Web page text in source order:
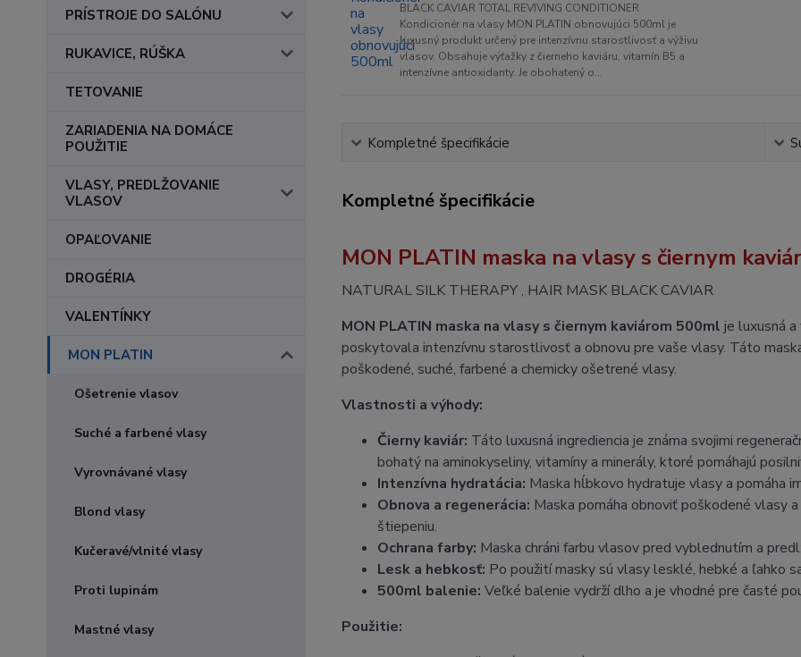
PRÍSTROJE DO SALÓNU
RUKAVICE, RÚŠKA
TETOVANIE
ZARIADENIA NA DOMÁCE
POUŽITIE
VLASY, PREDLŽOVANIE
VLASOV
OPAĽOVANIE
DROGÉRIA
VALENTÍNKY
MON PLATIN
Ošetrenie vlasov
Suché a farbené vlasy
Vyrovnávané vlasy
Blond vlasy
Kučeravé/vlnité vlasy
Proti lupinám
Mastné vlasy
BLACK CAVIAR TOTAL REVIVING CONDITIONER
Kondicionér na vlasy MON PLATIN obnovujúci 500ml je
luxusný produkt určený pre intenzívnu starostlivosť a výživu
vlasov. Obsahuje výťažky z čierneho kaviáru, vitamín B5 a
intenzívne antioxidanty. Je obohatený o...
Kompletné špecifikácie
Kompletné špecifikácie
MON PLATIN maska na vlasy s čiernym
NATURAL SILK THERAPY , HAIR MASK BLACK CAVIAR
MON PLATIN maska na vlasy s čiernym kaviárom 500ml je luxusná
poskytovala intenzívnu starostlivosť a obnovu pre vaše vlasy. Táto
poškodené, suché, farbené a chemicky ošetrené vlasy.
Vlastnosti a výhody:
Čierny kaviár: Táto luxusná ingrediencia je známa svojimi
bohatý na aminokyseliny, vitamíny a minerály, ktoré pomáhajú
Intenzívna hydratácia: Maska hĺbkovo hydratuje vlasy a pomáha
Obnova a regenerácia: Maska pomáha obnoviť poškodené vlasy
štiepeniu.
Ochrana farby: Maska chráni farbu vlasov pred vyblednutím a
Lesk a hebkosť: Po použití masky sú vlasy lesklé, hebké a ľahko
500ml balenie: Veľké balenie vydrží dlho a je vhodné pre časté
Použitie: